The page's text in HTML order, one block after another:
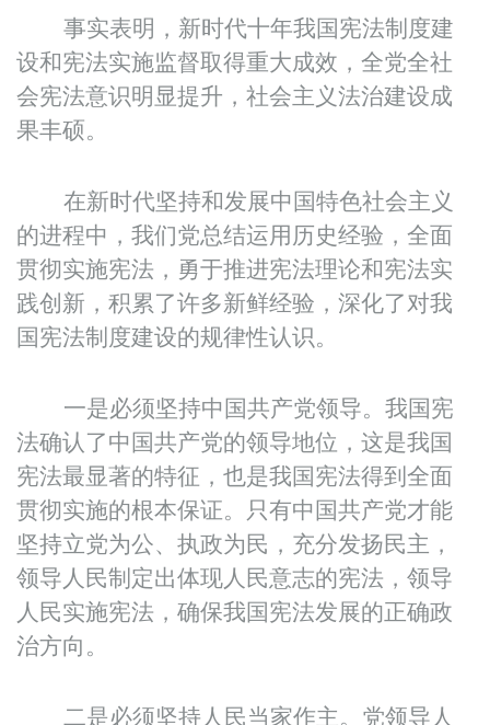
事实表明，新时代十年我国宪法制度建
设和宪法实施监督取得重大成效，全党全社
会宪法意识明显提升，社会主义法治建设成
果丰硕。
在新时代坚持和发展中国特色社会主义
的进程中，我们党总结运用历史经验，全面
贯彻实施宪法，勇于推进宪法理论和宪法实
践创新，积累了许多新鲜经验，深化了对我
国宪法制度建设的规律性认识。
一是必须坚持中国共产党领导。我国宪
法确认了中国共产党的领导地位，这是我国
宪法最显著的特征，也是我国宪法得到全面
贯彻实施的根本保证。只有中国共产党才能
坚持立党为公、执政为民，充分发扬民主，
领导人民制定出体现人民意志的宪法，领导
人民实施宪法，确保我国宪法发展的正确政
治方向。
二是必须坚持人民当家作主。党领导人